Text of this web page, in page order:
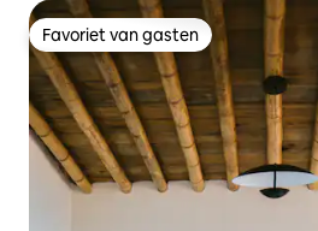
Favoriet van gasten
Favoriet van gasten